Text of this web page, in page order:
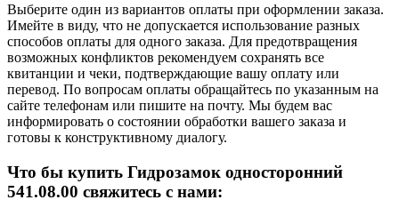
Выберите один из вариантов оплаты при оформлении заказа.
Имейте в виду, что не допускается использование разных
способов оплаты для одного заказа. Для предотвращения
возможных конфликтов рекомендуем сохранять все
квитанции и чеки, подтверждающие вашу оплату или
перевод. По вопросам оплаты обращайтесь по указанным на
сайте телефонам или пишите на почту. Мы будем вас
информировать о состоянии обработки вашего заказа и
готовы к конструктивному диалогу.
Что бы купить Гидрозамок односторонний
541.08.00 свяжитесь с нами: